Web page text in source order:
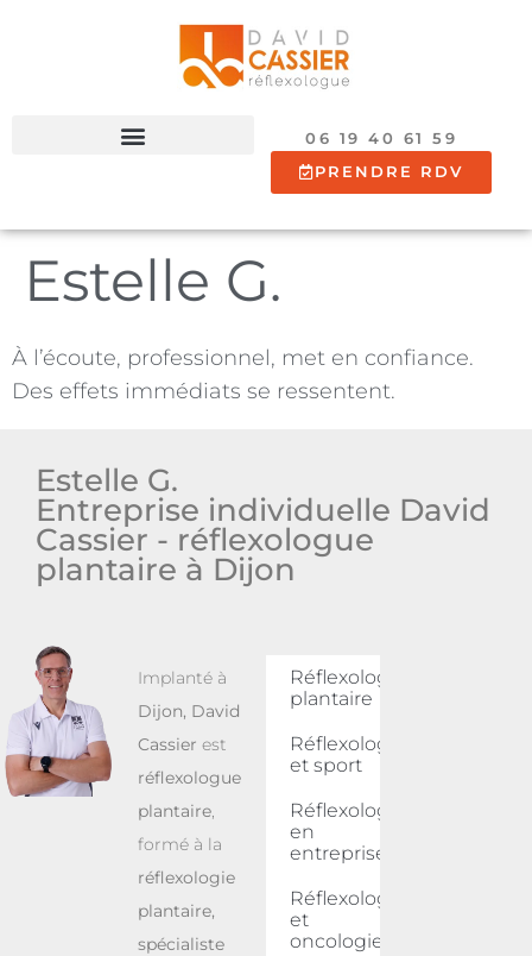
06 19 40 61 59
PRENDRE RDV
Estelle G.
À l’écoute, professionnel, met en confiance.
Des effets immédiats se ressentent.
Estelle G.
Entreprise individuelle David
Cassier - réflexologue
plantaire à Dijon
Implanté à
Dijon, David
Cassier est
réflexologue
plantaire,
formé à la
réflexologie
plantaire,
spécialiste
Réflexologie
plantaire
Réflexologie
et sport
Réflexologie
en
entreprise
Réflexologie
et
oncologie